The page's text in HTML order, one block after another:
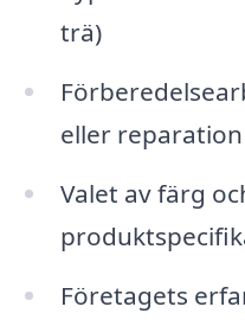
trä)
eller
Valet av färg
Företagets